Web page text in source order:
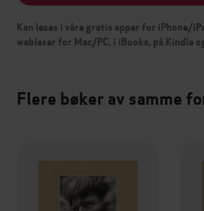
Kan leses i våre gratis apper for iPhone/
webleser for Mac/PC, i iBooks, på Kindle
Flere bøker av samme